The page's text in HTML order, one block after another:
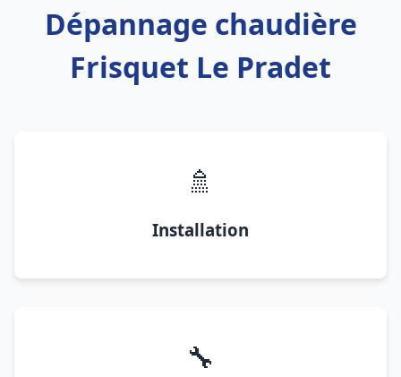
Dépannage chaudière
Frisquet Le Pradet
🚿
Installation
🔧